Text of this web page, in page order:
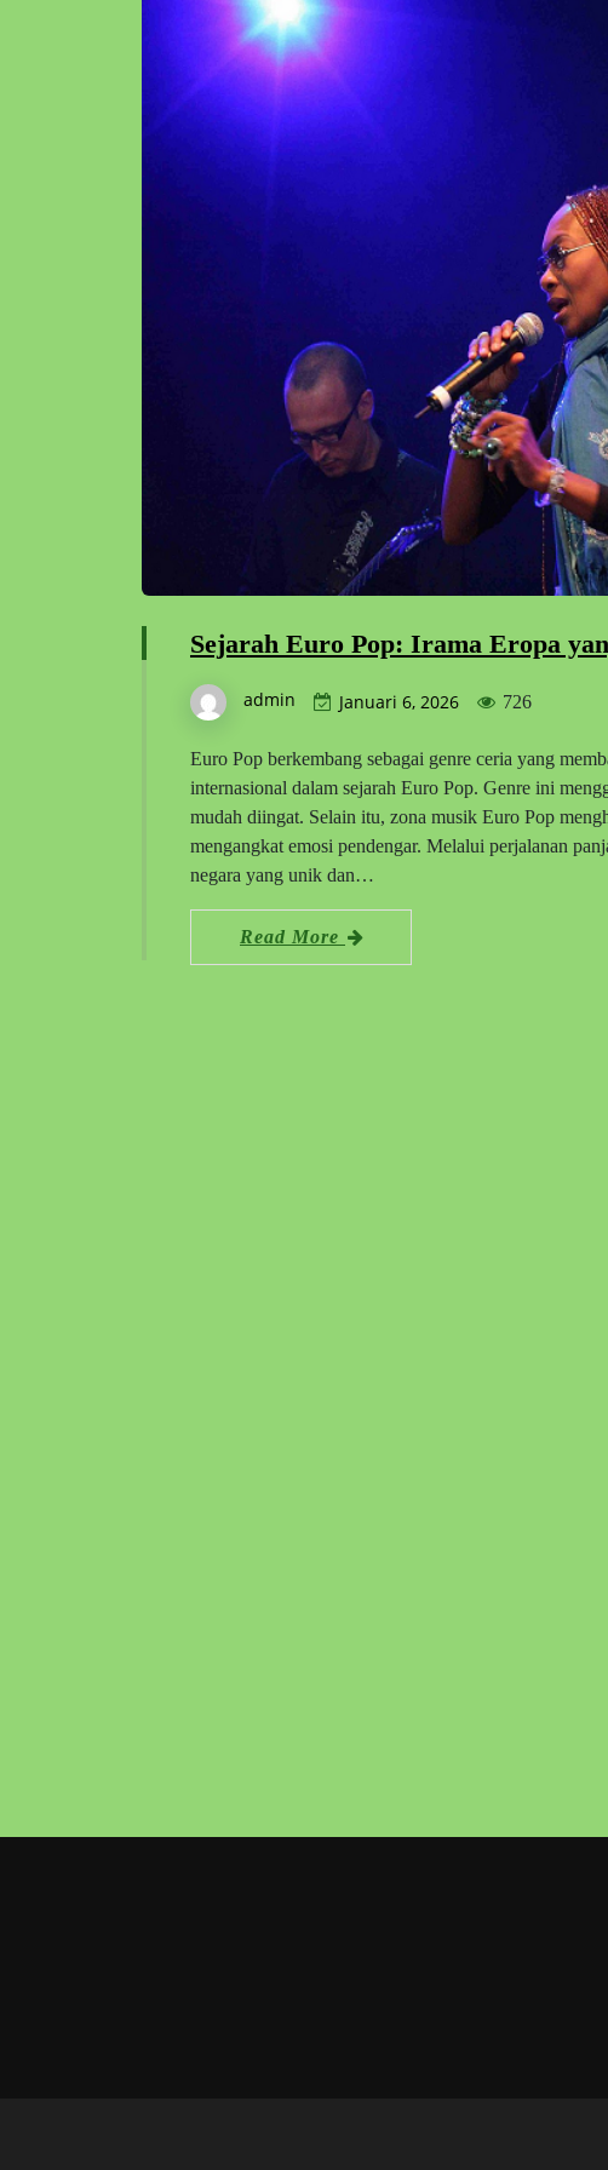
Sejarah Euro Pop: Irama Eropa
admin Januari 6, 2026 726
Euro Pop berkembang sebagai genre ceria yang
internasional dalam sejarah Euro Pop. Genre ini
mudah diingat. Selain itu, zona musik Euro Pop
mengangkat emosi pendengar. Melalui perjalanan
negara yang unik dan…
Read More